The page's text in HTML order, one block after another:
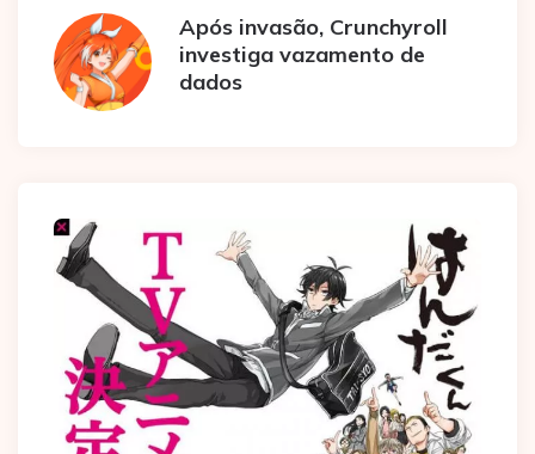
Após invasão, Crunchyroll
investiga vazamento de
dados